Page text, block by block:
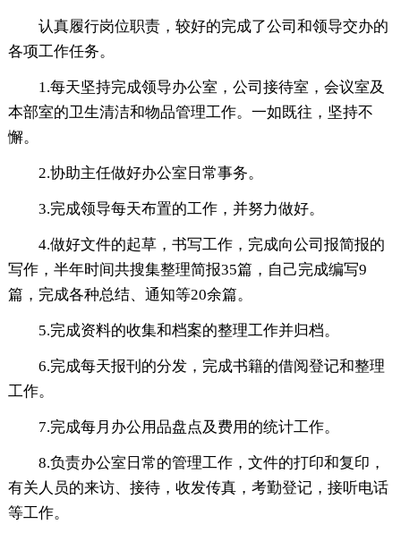
认真履行岗位职责，较好的完成了公司和领导交办的
各项工作任务。
1.每天坚持完成领导办公室，公司接待室，会议室及
本部室的卫生清洁和物品管理工作。一如既往，坚持不
懈。
2.协助主任做好办公室日常事务。
3.完成领导每天布置的工作，并努力做好。
4.做好文件的起草，书写工作，完成向公司报简报的
写作，半年时间共搜集整理简报35篇，自己完成编写9
篇，完成各种总结、通知等20余篇。
5.完成资料的收集和档案的整理工作并归档。
6.完成每天报刊的分发，完成书籍的借阅登记和整理
工作。
7.完成每月办公用品盘点及费用的统计工作。
8.负责办公室日常的管理工作，文件的打印和复印，
有关人员的来访、接待，收发传真，考勤登记，接听电话
等工作。